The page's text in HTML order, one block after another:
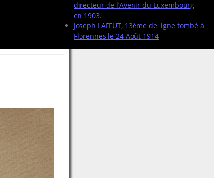
directeur de l’Avenir du Luxembourg
en 1903.
Joseph LAFFUT, 13ème de ligne tombé à
Florennes le 24 Août 1914